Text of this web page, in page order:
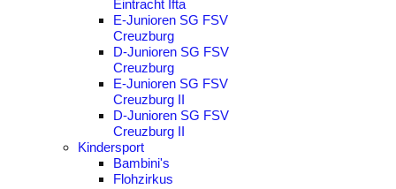
Eintracht Ifta
E-Junioren SG FSV
Creuzburg
D-Junioren SG FSV
Creuzburg
E-Junioren SG FSV
Creuzburg II
D-Junioren SG FSV
Creuzburg II
Kindersport
Bambini's
Flohzirkus